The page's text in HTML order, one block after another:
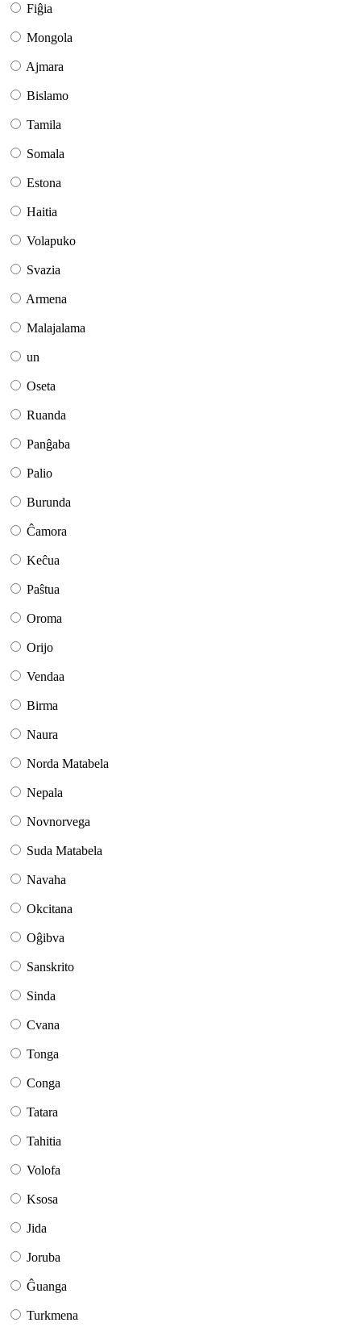
Fiĝia
Mongola
Ajmara
Bislamo
Tamila
Somala
Estona
Haitia
Volapuko
Svazia
Armena
Malajalama
un
Oseta
Ruanda
Panĝaba
Palio
Burunda
Ĉamora
Keĉua
Paŝtua
Oroma
Orijo
Vendaa
Birma
Naura
Norda Matabela
Nepala
Novnorvega
Suda Matabela
Navaha
Okcitana
Oĝibva
Sanskrito
Sinda
Cvana
Tonga
Conga
Tatara
Tahitia
Volofa
Ksosa
Jida
Joruba
Ĝuanga
Turkmena